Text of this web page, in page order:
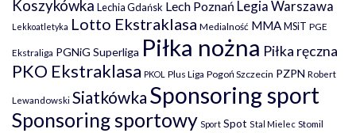
Koszykówka Lechia Gdańsk Lech Poznań Legia Warszawa
Lekkoatletyka Lotto Ekstraklasa Medialność MMAMSiT PGE
Ekstraliga PGNiG Superliga Piłka nożna Piłka ręczna
PKO Ekstraklasa PKOL Plus Liga Pogoń Szczecin PZPN Robert
Lewandowski Siatkówka Sponsoring sport
Sponsoring sportowy Sport Spot Stal Mielec Stomil